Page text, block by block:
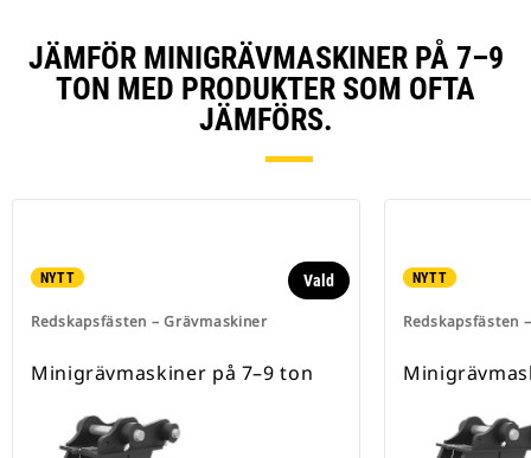
JÄMFÖR MINIGRÄVMASKINER PÅ 7–9
TON MED PRODUKTER SOM OFTA
JÄMFÖRS.
NYTT
Redskapsfästen – Grävmaskiner
Vald
Minigrävmaskiner på 7–9 ton
NYTT
Redskapsfästen